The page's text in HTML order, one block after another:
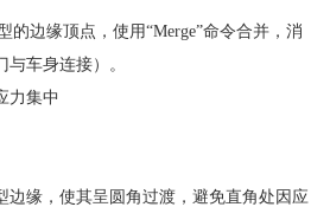
边缘顶点，使用“Merge”命令合并，消
车身连接）。
集中
缘，使其呈圆角过渡，避免直角处因应